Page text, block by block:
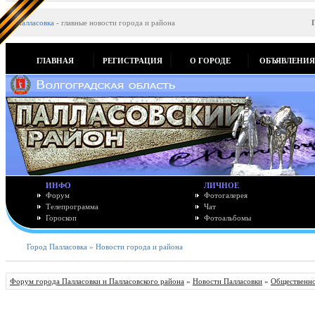
Палласовка - главные новости города и района
ГЛАВНАЯ РЕГИСТРАЦИЯ О ГОРОДЕ ОБЪЯВЛЕНИЯ
ИНФО
Форум
Телепрограмма
Гороскоп
ЛИЧНОЕ
Фотогалерея
Чат
Фотоальбомы
Город Палласовка » Новости города и района
Форум города Палласовки и Палласовского района » Новости Палласовки »